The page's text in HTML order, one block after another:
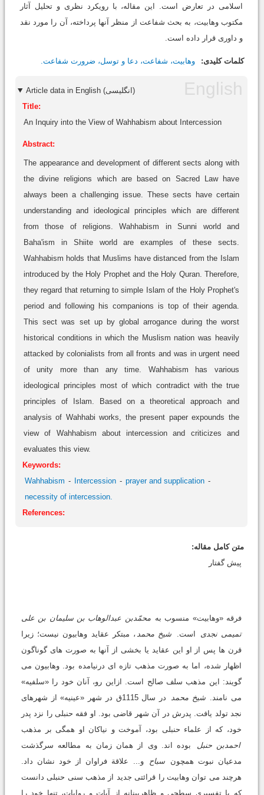
اسلامی در تعارض است. این مقاله، با رویکرد نظری و تحلیل آثار
مکتوب وهابیت، به بحث شفاعت از منظر آنها پرداخته، آن را مورد نقد
و داوری قرار داده است.
کلمات کلیدی: وهابيت، ‌شفاعت، دعا و توسل، ضرورت شفاعت.
Article data in English (انگلیسی)
Title:
An Inquiry into the View of Wahhabism about Intercession
Abstract:
The appearance and development of different sects along with
the divine religions which are based on Sacred Law have
always been a challenging issue. These sects have certain
understanding and ideological principles which are different
from those of religions. Wahhabism in Sunni world and
Baha'ism in Shiite world are examples of these sects.
Wahhabism holds that Muslims have distanced from the Islam
introduced by the Holy Prophet and the Holy Quran. Therefore,
they regard that returning to simple Islam of the Holy Prophet's
period and following his companions is top of their agenda.
This sect was set up by global arrogance during the worst
historical conditions in which the Muslism nation was heavily
attacked by colonialists from all fronts and was in urgent need
of unity more than any time. Wahhabism has various
ideological principles most of which contradict with the true
principles of Islam. Based on a theoretical approach and
analysis of Wahhabi works, the present paper expounds the
view of Wahhabism about intercession and criticizes and
evaluates this view.
Keywords:
Wahhabism
Intercession
prayer and supplication
necessity of intercession.
References:
متن کامل مقاله:
پیش گفتار
فرقه «وهابیت» منسوب به محمّدبن عبدالوهاب بن سلیمان بن علی
تمیمی نجدی
است. شیخ محمد ، مبتکر عقاید وهابیون نیست؛ زیرا
قرن ها پس از او این عقاید یا بخشی از آنها به صورت های گوناگون
اظهار شده، اما به صورت مذهب تازه ای درنیامده بود. وهابیون می
گویند: این مذهب سلف صالح است. ازاین رو، آنان خود را «سلفیه»
می نامند.
شیخ محمد
در سال 1115ق در شهر «عینیه» از شهرهای
نجد تولد یافت. پدرش در آن شهر قاضی بود. او فقه حنبلی را نزد پدر
خود، که از علماء حنبلی بود، آموخت و نیاکان او همگی بر مذهب
احمدبن حنبل
بوده اند. وی از همان زمان به مطالعه سرگذشت
مدعیان نبوت همچون
سباح
و... علاقة فراوان از خود نشان داد.
هرچند می توان وهابیت را قرائتی جدید از مذهب سنی حنبلی دانست
که با تفسیری سطحی و ظاهربینانه از آیات و روایات، تنها خود را